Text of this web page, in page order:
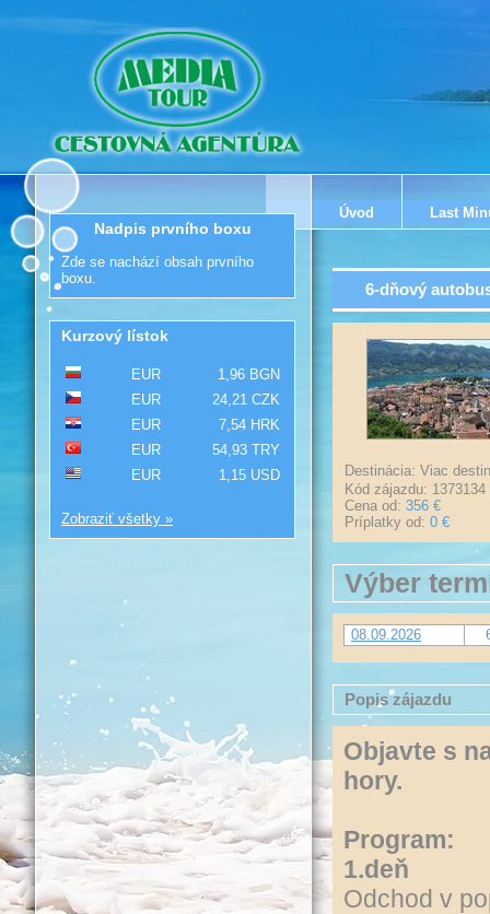
Úvod Last
6-dňový
Destinácia: Viac
Kód zájazdu: 1373134
Cena od: 356 €
Príplatky od: 0 €
Výber
08.09.2026
Popis zájazdu
Objavte s
hory.
Program:
1.deň
Odchod v
Nadpis prvního boxu
Zde se nachází obsah prvního
boxu.
Kurzový lístok
EUR
1,96 BGN
EUR
24,21 CZK
EUR
7,54 HRK
EUR
54,93 TRY
EUR
1,15 USD
Zobraziť všetky »